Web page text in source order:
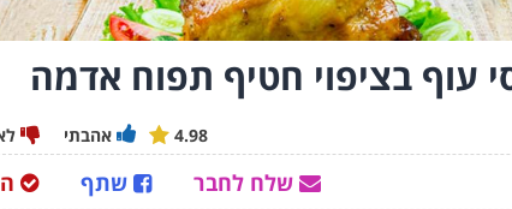
עוף בציפוי חטיף תפוח אדמה
אהבתי 4.98
שתף שלח לחבר